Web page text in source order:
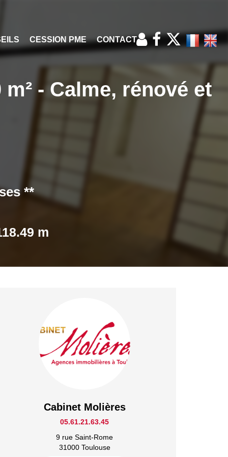
CESSION PME CONTACT
- Calme, rénové et
**
m
Cabinet Molières
05.61.21.63.45
9 rue Saint-Rome
31000 Toulouse